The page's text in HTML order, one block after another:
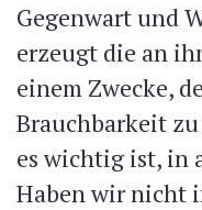
Gegenwart und
erzeugt die an
einem Zwecke,
Brauchbarkeit
es wichtig ist, in
Haben wir nicht